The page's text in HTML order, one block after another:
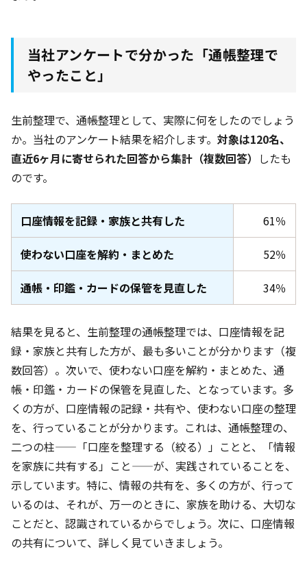
当社アンケートで分かった「通帳整理で
やったこと」
生前整理で、通帳整理として、実際に何をしたのでしょう
か。当社のアンケート結果を紹介します。 対象は120名、
直近6ヶ月に寄せられた回答から集計（複数回答） したも
のです。
口座情報を記録・家族と共有した 61％
使わない口座を解約・まとめた 52％
通帳・印鑑・カードの保管を見直した 34％
結果を見ると、生前整理の通帳整理では、口座情報を記
録・家族と共有した方が、最も多いことが分かります（複
数回答）。次いで、使わない口座を解約・まとめた、通
帳・印鑑・カードの保管を見直した、となっています。多
くの方が、口座情報の記録・共有や、使わない口座の整理
を、行っていることが分かります。これは、通帳整理の、
二つの柱——「口座を整理する（絞る）」ことと、「情報
を家族に共有する」こと——が、実践されていることを、
示しています。特に、情報の共有を、多くの方が、行って
いるのは、それが、万一のときに、家族を助ける、大切な
ことだと、認識されているからでしょう。次に、口座情報
の共有について、詳しく見ていきましょう。